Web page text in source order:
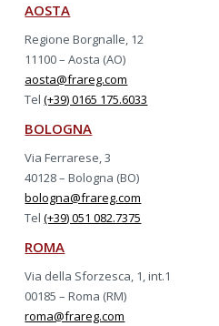
AOSTA
Regione Borgnalle, 12
11100 – Aosta (AO)
aosta@frareg.com
Tel(+39) 0165 175.6033
BOLOGNA
Via Ferrarese, 3
40128 – Bologna (BO)
bologna@frareg.com
Tel(+39) 051 082.7375
ROMA
Via della Sforzesca, 1, int.1
00185 – Roma (RM)
roma@frareg.com